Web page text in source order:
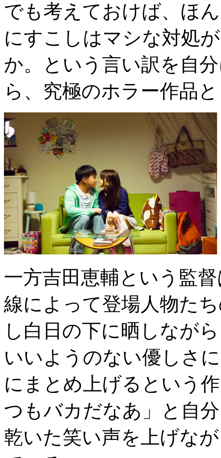
でも考えておけば、ほ
にすこしはマシな対処
か。という言い訳を自
ら、究極のホラー作品
一方吉田恵輔という監
線によって登場人物た
し白日の下に晒しなが
いいようのない優しさ
にまとめ上げるという
つもバカだなあ」と自
乾いた笑い声を上げな